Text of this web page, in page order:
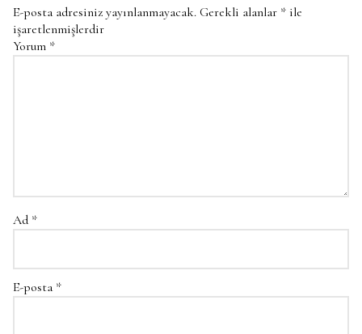
E-posta adresiniz yayınlanmayacak. Gerekli alanlar * ile
işaretlenmişlerdir
Yorum *
Ad *
E-posta *